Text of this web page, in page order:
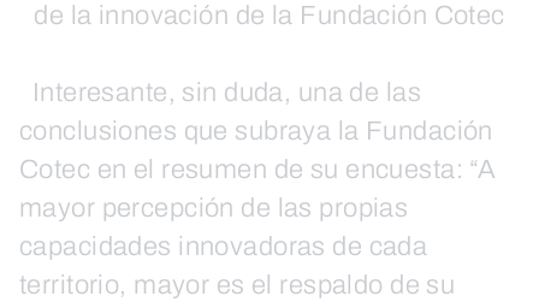
de la innovación de la Fundación Cotec
Interesante, sin duda, una de las
conclusiones que subraya la Fundación
Cotec en el resumen de su encuesta: “A
mayor percepción de las propias
capacidades innovadoras de cada
territorio, mayor es el respaldo de su